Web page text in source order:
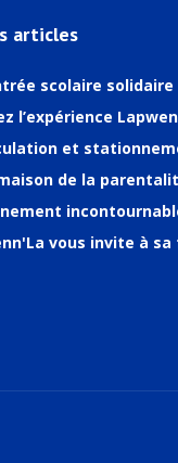
articles
scolaire solidaire
l’expérience
et
de la
vous invite à